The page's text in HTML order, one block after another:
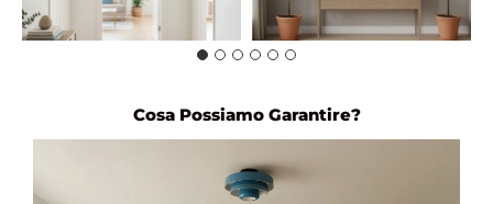
Cosa Possiamo Garantire?